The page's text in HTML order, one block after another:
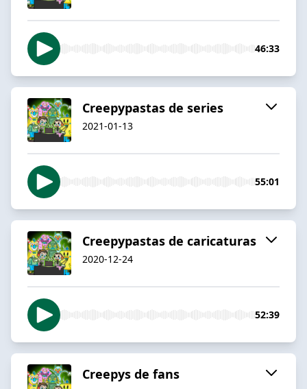
46:33
Creepypastas de series
2021-01-13
55:01
Creepypastas de caricaturas
2020-12-24
52:39
Creepys de fans